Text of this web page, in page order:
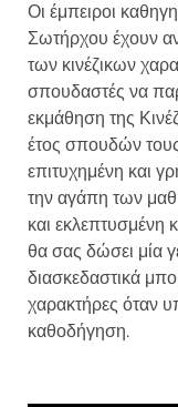
Οι έμπειροι
Σωτήρχου έχουν
των κινέζικων
σπουδαστές να
εκμάθηση της
έτος σπουδών
επιτυχημένη και
την αγάπη των
και εκλεπτυσμένη
θα σας δώσει μία
διασκεδαστικά
χαρακτήρες όταν
καθοδήγηση.